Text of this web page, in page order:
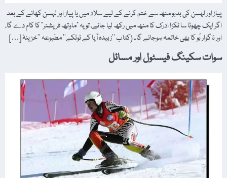
پیاز اور لہسن کی بدبو منھ سے ختم کرنے کے لیے سلاد میں یا پیاز اور لہسن کھانے کے بعد
اگر ایک چھوٹا سا ٹکڑا ادرک کا منھ میں رکھ لیا جائے، تو یہ "ماوتھ فریشنر” کا کام دے گا،
اور ناگوار بُو کا بھی خاتمہ ہوجائے گا۔ (کتاب ’’زبیدہ آپا کے ٹوٹکے‘‘ مطبوعہ ’’خزینۂ […]
سوات سکینگ فیسٹول اور مسائل